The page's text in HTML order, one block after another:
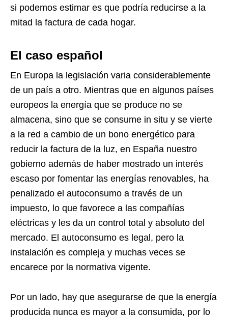
si podemos estimar es que podría reducirse a la
mitad la factura de cada hogar.
El caso español
En Europa la legislación varia considerablemente
de un país a otro. Mientras que en algunos países
europeos la energía que se produce no se
almacena, sino que se consume in situ y se vierte
a la red a cambio de un bono energético para
reducir la factura de la luz, en España nuestro
gobierno además de haber mostrado un interés
escaso por fomentar las energías renovables, ha
penalizado el autoconsumo a través de un
impuesto, lo que favorece a las compañías
eléctricas y les da un control total y absoluto del
mercado. El autoconsumo es legal, pero la
instalación es compleja y muchas veces se
encarece por la normativa vigente.
Por un lado, hay que asegurarse de que la energía
producida nunca es mayor a la consumida, por lo